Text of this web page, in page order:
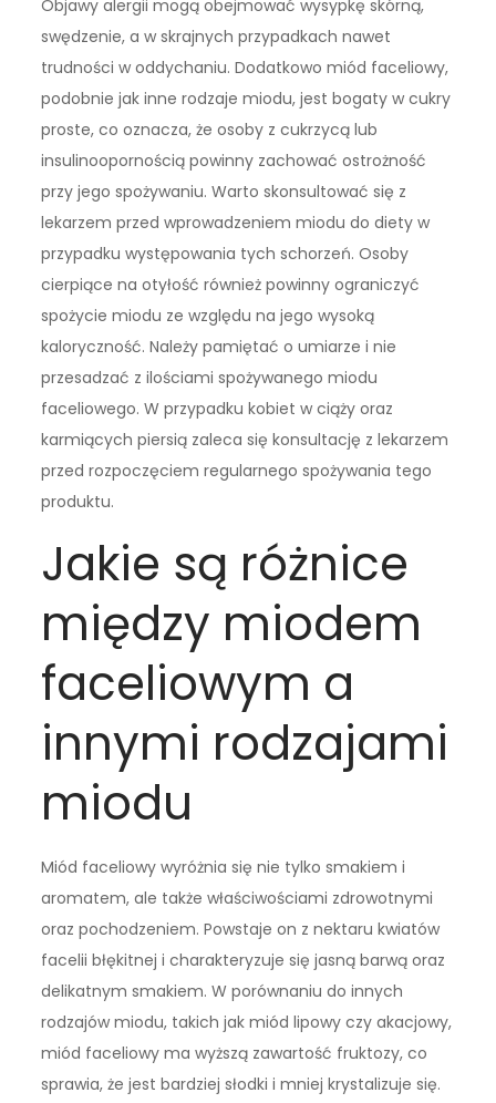
Objawy alergii mogą obejmować wysypkę skórną,
swędzenie, a w skrajnych przypadkach nawet
trudności w oddychaniu. Dodatkowo miód faceliowy,
podobnie jak inne rodzaje miodu, jest bogaty w cukry
proste, co oznacza, że osoby z cukrzycą lub
insulinoopornością powinny zachować ostrożność
przy jego spożywaniu. Warto skonsultować się z
lekarzem przed wprowadzeniem miodu do diety w
przypadku występowania tych schorzeń. Osoby
cierpiące na otyłość również powinny ograniczyć
spożycie miodu ze względu na jego wysoką
kaloryczność. Należy pamiętać o umiarze i nie
przesadzać z ilościami spożywanego miodu
faceliowego. W przypadku kobiet w ciąży oraz
karmiących piersią zaleca się konsultację z lekarzem
przed rozpoczęciem regularnego spożywania tego
produktu.
Jakie są różnice
między miodem
faceliowym a
innymi rodzajami
miodu
Miód faceliowy wyróżnia się nie tylko smakiem i
aromatem, ale także właściwościami zdrowotnymi
oraz pochodzeniem. Powstaje on z nektaru kwiatów
facelii błękitnej i charakteryzuje się jasną barwą oraz
delikatnym smakiem. W porównaniu do innych
rodzajów miodu, takich jak miód lipowy czy akacjowy,
miód faceliowy ma wyższą zawartość fruktozy, co
sprawia, że jest bardziej słodki i mniej krystalizuje się.